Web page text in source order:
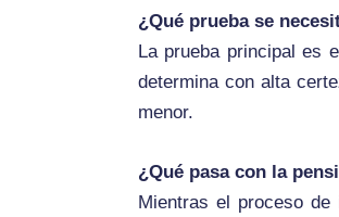
¿Qué prueba se
La prueba principal es
determina con alta
menor.
¿Qué pasa con la
Mientras el proceso